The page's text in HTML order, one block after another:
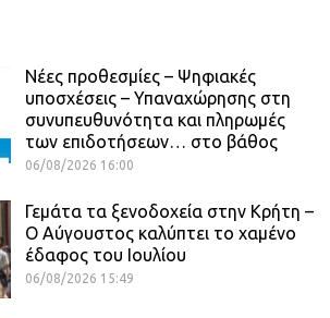
Νέες προθεσμίες – Ψηφιακές
υποσχέσεις – Υπαναχώρησης στη
συνυπευθυνότητα και πληρωμές
των επιδοτήσεων… στο βάθος
06/08/2026 16:00
Γεμάτα τα ξενοδοχεία στην Κρήτη –
Ο Αύγουστος καλύπτει το χαμένο
έδαφος του Ιουλίου
06/08/2026 15:49